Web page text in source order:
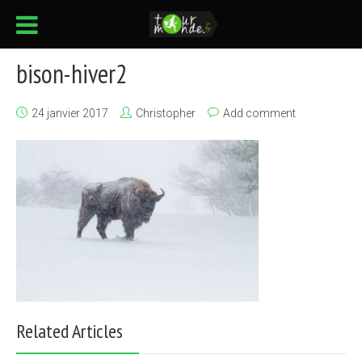
bison-hiver2
24 janvier 2017 Christopher Add comment
Related Articles